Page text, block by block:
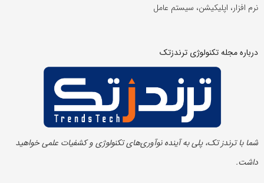
نرم افزار، اپلیکیشن، سیستم عامل
درباره مجله تکنولوژی ترندزتک
شما با ترندز تک، پلی به آینده‌ نوآوری‌های تکنولوژی و کشفیات علمی خواهید
داشت.